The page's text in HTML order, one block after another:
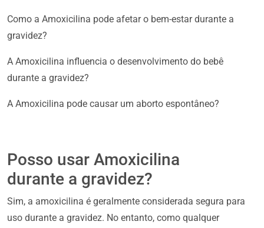
Como a Amoxicilina pode afetar o bem-estar durante a
gravidez?
A Amoxicilina influencia o desenvolvimento do bebê
durante a gravidez?
A Amoxicilina pode causar um aborto espontâneo?
Posso usar Amoxicilina
durante a gravidez?
Sim, a amoxicilina é geralmente considerada segura para
uso durante a gravidez. No entanto, como qualquer